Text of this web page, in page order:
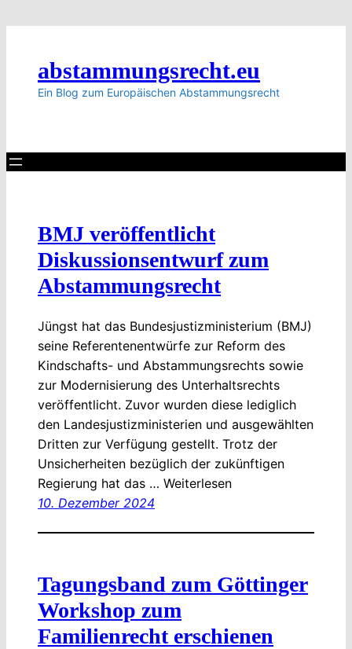
abstammungsrecht.eu
Ein Blog zum Europäischen Abstammungsrecht
BMJ veröffentlicht
Diskussionsentwurf zum
Abstammungsrecht
Jüngst hat das Bundesjustizministerium (BMJ)
seine Referentenentwürfe zur Reform des
Kindschafts- und Abstammungsrechts sowie
zur Modernisierung des Unterhaltsrechts
veröffentlicht. Zuvor wurden diese lediglich
den Landesjustizministerien und ausgewählten
Dritten zur Verfügung gestellt. Trotz der
Unsicherheiten bezüglich der zukünftigen
Regierung hat das … Weiterlesen
10. Dezember 2024
Tagungsband zum Göttinger
Workshop zum
Familienrecht erschienen